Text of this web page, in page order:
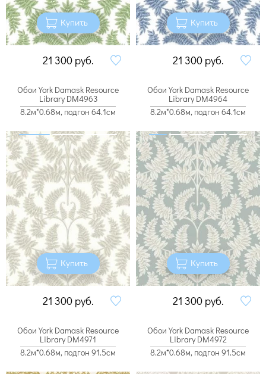
Купить
21 300 руб.
Купить
21 300 руб.
Обои York Damask Resource
Library DM4963
8.2м*0.68м, подгон 64.1см
Купить
21 300 руб.
Обои York Damask Resource
Library DM4964
8.2м*0.68м, подгон 64.1см
Купить
21 300 руб.
Обои York Damask Resource
Library DM4971
8.2м*0.68м, подгон 91.5см
Обои York Damask Resource
Library DM4972
8.2м*0.68м, подгон 91.5см